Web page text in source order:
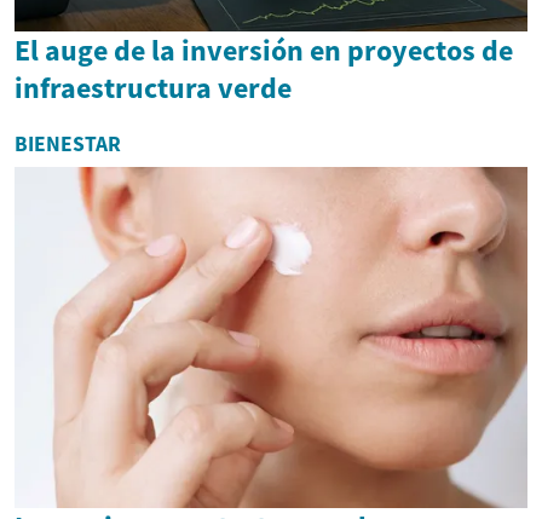
El auge de la inversión en proyectos de
infraestructura verde
BIENESTAR